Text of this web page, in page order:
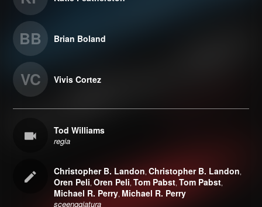
BB Brian Boland
VC Vivis Cortez
Tod Williams
regia
Christopher B. Landon,Christopher B. Landon,
Oren Peli,Oren Peli,Tom Pabst,Tom Pabst,
Michael R. Perry, Michael R. Perry
sceenggiatura